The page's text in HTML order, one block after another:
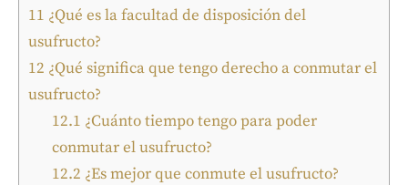
11 ¿Qué es la facultad de disposición del
usufructo?
12 ¿Qué significa que tengo derecho a conmutar el
usufructo?
12.1 ¿Cuánto tiempo tengo para poder
conmutar el usufructo?
12.2 ¿Es mejor que conmute el usufructo?